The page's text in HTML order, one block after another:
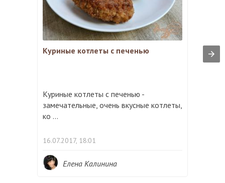
Куриные котлеты с печенью
Куриные котлеты с печенью -
замечательные, очень вкусные котлеты,
ко ...
16.07.2017, 18:01
Елена Калинина